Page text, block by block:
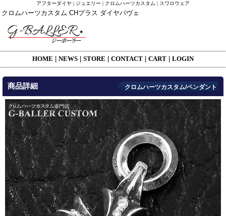
アフターダイヤ | ジュエリー | クロムハーツカスタム | スワロウェア
クロムハーツカスタム CHプラス ダイヤパヴェ
HOME NEWS STORE CONTACT CART LOGIN
商品詳細 クロムハーツカスタム/ペンダント